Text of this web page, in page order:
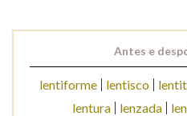
Antes e
lentiforme lentisco
lentura
lenzada